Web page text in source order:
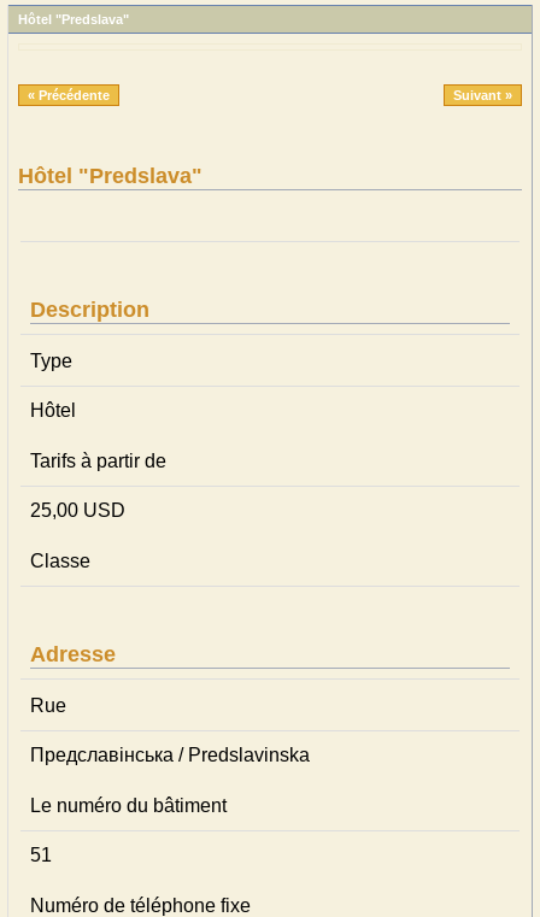
Hôtel "Predslava"
« Précédente Suivant »
Hôtel "Predslava"
Description
Type
Hôtel
Tarifs à partir de
25,00 USD
Classe
Adresse
Rue
Предславінська / Predslavinska
Le numéro du bâtiment
51
Numéro de téléphone fixe